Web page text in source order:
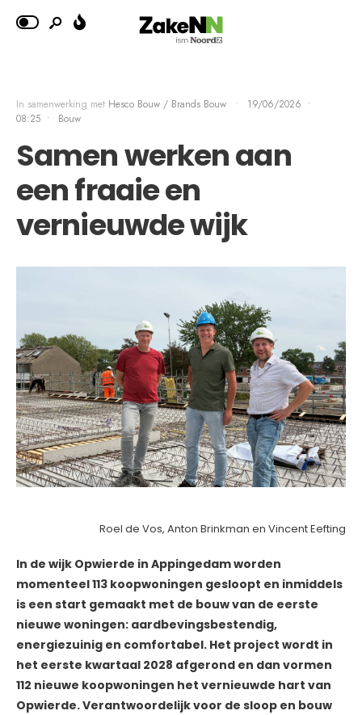
In samenwerking met Hesco Bouw / Brands Bouw • 19/06/2026 •
08:25 • Bouw
Samen werken aan
een fraaie en
vernieuwde wijk
Roel de Vos, Anton Brinkman en Vincent Eefting
In de wijk Opwierde in Appingedam worden
momenteel 113 koopwoningen gesloopt en inmiddels
is een start gemaakt met de bouw van de eerste
nieuwe woningen: aardbevingsbestendig,
energiezuinig en comfortabel. Het project wordt in
het eerste kwartaal 2028 afgerond en dan vormen
112 nieuwe koopwoningen het vernieuwde hart van
Opwierde. Verantwoordelijk voor de sloop en bouw